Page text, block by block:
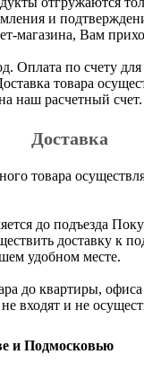
и
магазина, Вам
Оплата по счету
товара
наш расчетный счет.
Доставка
товара
до подъезда
доставку к
удобном месте.
до квартиры,
входят и не
и Подмосковью